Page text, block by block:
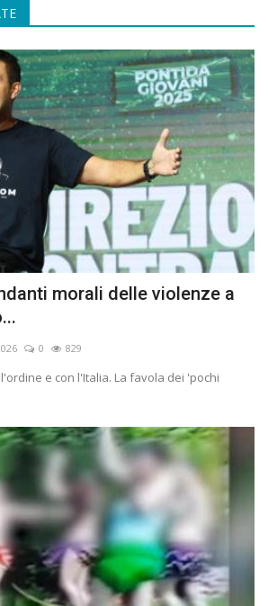
morali delle violenze a
0 829
e con l'Italia. La favola dei 'pochi